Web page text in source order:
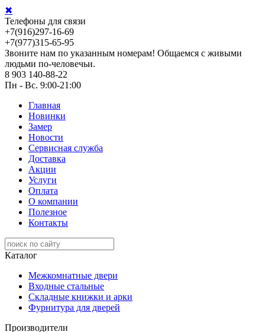
✖
Телефоны для связи
+7(916)297-16-69
+7(977)315-65-95
Звоните нам по указанным номерам! Общаемся с живыми
людьми по-человечьи.
8 903 140-88-22
Пн - Вс. 9:00-21:00
Главная
Новинки
Замер
Новости
Сервисная служба
Доставка
Акции
Услуги
Оплата
О компании
Полезное
Контакты
Каталог
Межкомнатные двери
Входные стальные
Складные книжки и арки
Фурнитура для дверей
Производители